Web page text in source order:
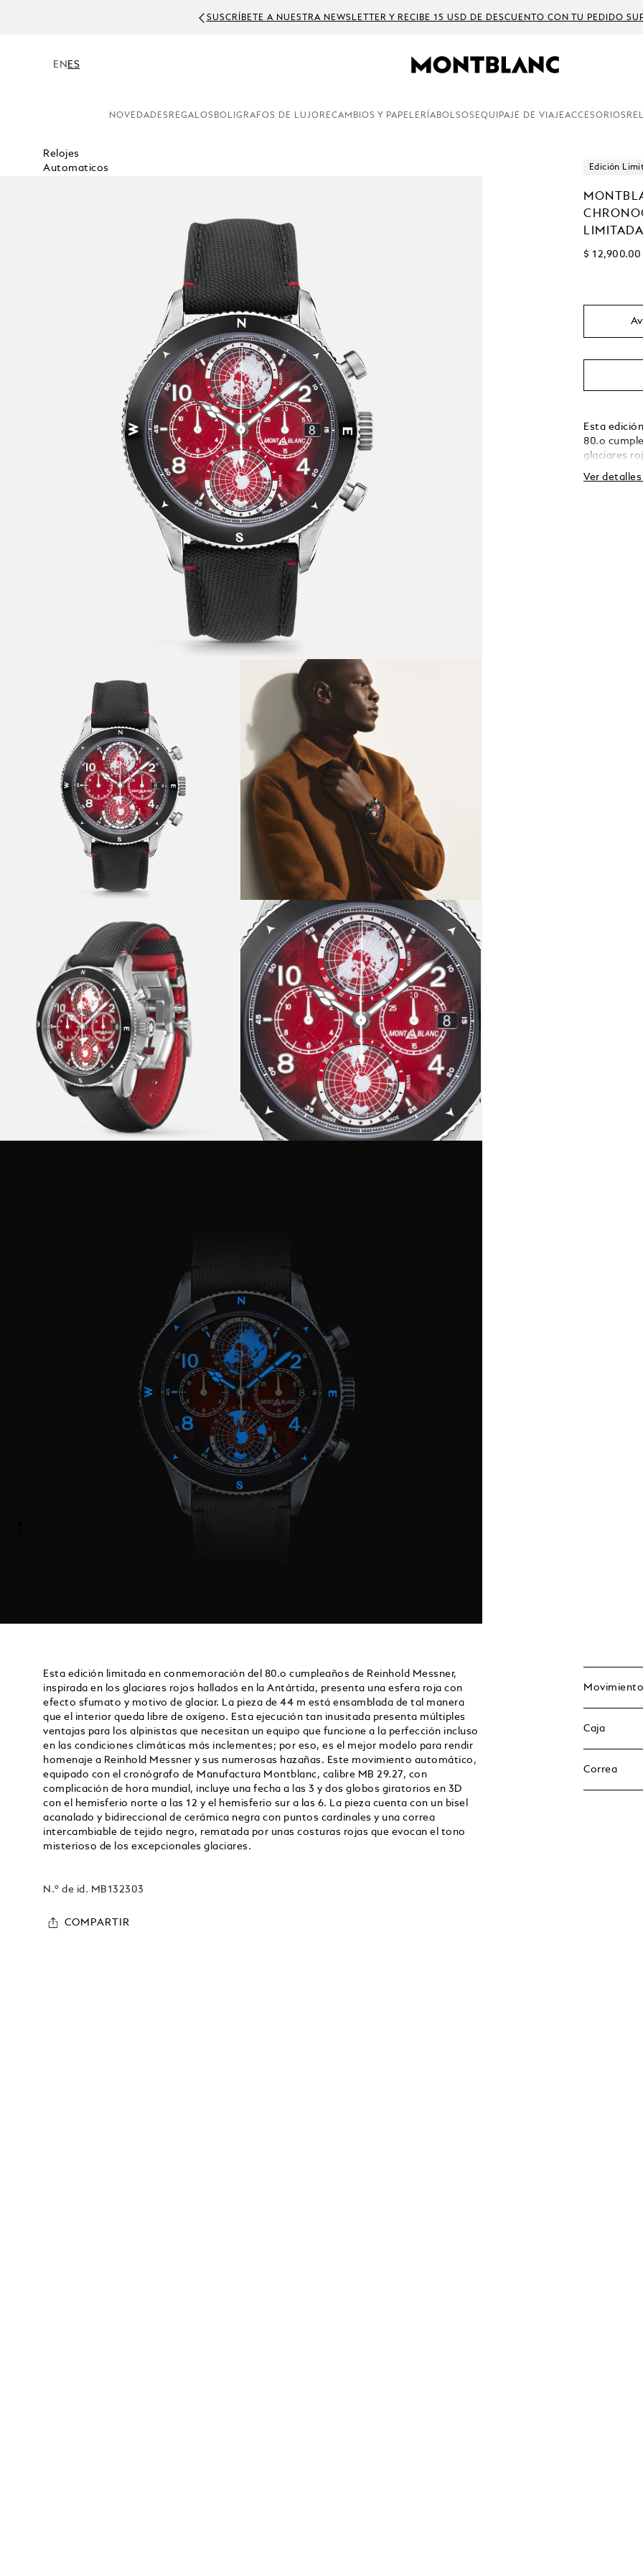
SUSCRÍBETE A NUESTRA NEWSLETTER Y RECIBE 15 USD DE DESCUENTO CON TU PEDIDO
EN ES
NOVEDADES REGALOS BOLIGRAFOS DE LUJO RECAMBIOS Y PAPELERÍABOLSOS EQUIPAJE DE VIAJEACCESORIOS
Relojes
Automaticos
Edición
$ 12,900.00
Esta
80.o
glaciares
esfera
pieza de
Ver
Esta edición limitada en conmemoración del 80.o cumpleaños de Reinhold Messner,
inspirada en los glaciares rojos hallados en la Antártida, presenta una esfera roja con
efecto sfumato y motivo de glaciar. La pieza de 44 m está ensamblada de tal manera
que el interior queda libre de oxígeno. Esta ejecución tan inusitada presenta múltiples
ventajas para los alpinistas que necesitan un equipo que funcione a la perfección incluso
en las condiciones climáticas más inclementes; por eso, es el mejor modelo para rendir
homenaje a Reinhold Messner y sus numerosas hazañas. Este movimiento automático,
equipado con el cronógrafo de Manufactura Montblanc, calibre MB 29.27, con
complicación de hora mundial, incluye una fecha a las 3 y dos globos giratorios en 3D
con el hemisferio norte a las 12 y el hemisferio sur a las 6. La pieza cuenta con un bisel
acanalado y bidireccional de cerámica negra con puntos cardinales y una correa
intercambiable de tejido negro, rematada por unas costuras rojas que evocan el tono
misterioso de los excepcionales glaciares.
N.º de id. MB132303
COMPARTIR
Movimiento
Caja
Correa